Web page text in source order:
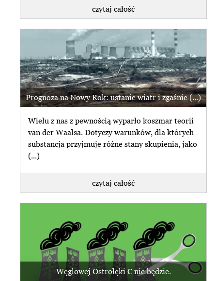
czytaj całość
Prognoza na Nowy Rok: ustanie wiatr i zgaśnie (...)
Wielu z nas z pewnością wyparło koszmar teorii
van der Waalsa. Dotyczy warunków, dla których
substancja przyjmuje różne stany skupienia, jako
(...)
czytaj całość
Węglowej Ostrołęki C nie będzie.